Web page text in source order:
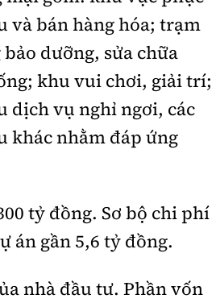
và bán hàng hóa; trạm
dưỡng, sửa chữa
khu vui chơi, giải trí;
dịch vụ nghỉ ngơi, các
khác nhằm đáp ứng
tỷ đồng. Sơ bộ chi phí
án gần 5,6 tỷ đồng.
nhà đầu tư. Phần vốn